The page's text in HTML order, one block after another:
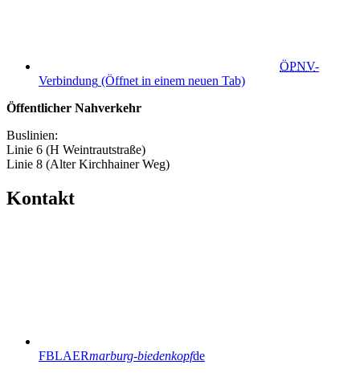
ÖPNV-
Verbindung (Öffnet in einem neuen Tab)
Öffentlicher Nahverkehr
Buslinien:
Linie 6 (H Weintrautstraße)
Linie 8 (Alter Kirchhainer Weg)
Kontakt
FBLAERmarburg-biedenkopfde